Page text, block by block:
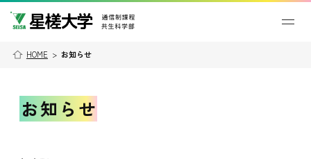
HOME > お知らせ
お知らせ